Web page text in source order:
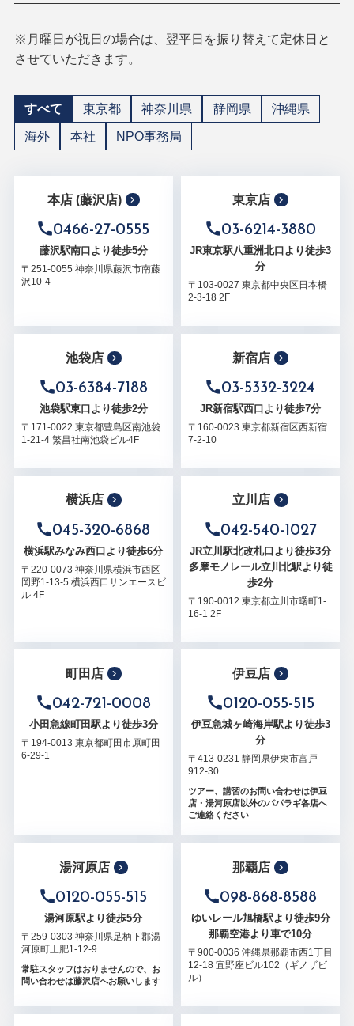
※月曜日が祝日の場合は、翌平日を振り替えて定休日と
させていただきます。
すべて 東京都 神奈川県 静岡県
沖縄県
海外
本社 NPO事務局
本店 (藤沢店)
0466-27-0555
藤沢駅南口より徒歩5分
〒251-0055 神奈川県藤沢市南藤
沢10-4
東京店
03-6214-3880
JR東京駅八重洲北口より徒歩3
分
〒103-0027 東京都中央区日本橋
2-3-18 2F
池袋店
03-6384-7188
池袋駅東口より徒歩2分
〒171-0022 東京都豊島区南池袋
1-21-4 繁昌社南池袋ビル4F
新宿店
03-5332-3224
JR新宿駅西口より徒歩7分
〒160-0023 東京都新宿区西新宿
7-2-10
横浜店
045-320-6868
横浜駅みなみ西口より徒歩6分
〒220-0073 神奈川県横浜市西区
岡野1-13-5 横浜西口サンエースビ
ル 4F
立川店
042-540-1027
JR立川駅北改札口より徒歩3分
多摩モノレール立川北駅より徒
歩2分
〒190-0012 東京都立川市曙町1-
16-1 2F
町田店
042-721-0008
小田急線町田駅より徒歩3分
〒194-0013 東京都町田市原町田
6-29-1
伊豆店
0120-055-515
伊豆急城ヶ崎海岸駅より徒歩3
分
〒413-0231 静岡県伊東市富戸
912-30
ツアー、講習のお問い合わせは伊豆
店・湯河原店以外のパパラギ各店へ
ご連絡ください
湯河原店
0120-055-515
湯河原駅より徒歩5分
〒259-0303 神奈川県足柄下郡湯
河原町土肥1-12-9
常駐スタッフはおりませんので、お
問い合わせは藤沢店へお願いします
那覇店
098-868-8588
ゆいレール旭橋駅より徒歩9分
那覇空港より車で10分
〒900-0036 沖縄県那覇市西1丁目
12-18 宜野座ビル102（ギノザビ
ル）